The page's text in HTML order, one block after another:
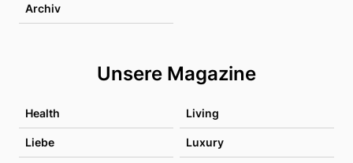
Archiv
Unsere Magazine
Health Living
Liebe Luxury